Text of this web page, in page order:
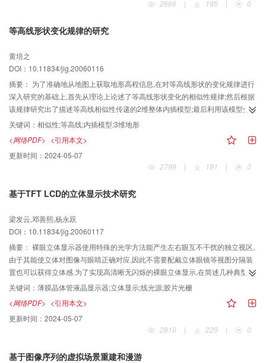
的拟合结果比较表明,该算法迭代次数减少了10%～90%,计算时间复杂度降低了
2666
| 195 | 0
等高线形状变化规律的研究
黄培之
DOI：10.11834/jig.20060116
摘要： 为了准确地从地图上获取地形高程信息,在对等高线形状的变化规律进行
深入研究的基础上,首先从理论上论述了等高线形状变化的相似性规律;然后根据
该规律研究出了描述等高线相似性传递的2维整体内插模型;最后利用该模型分析
了现有的图形内插算法,并提出了基于物理场概念的等高线相似性传递模型.为了
验证该模型的应用效果,分别对一模拟数据和一实际等高线数据进行了实验,实验
结果表明基于物理场概念的等高线相似性传递模型不受初始等高线形状限制,在
初始等高线光滑性较差时也能够有效地获取描述3维地形高程起伏变化规律的等
关键词： 相似性;等高线;内插模型;3维地形
<网络PDF> <引用本文>
更新时间： 2024-05-07
2799
| 191 | 0
基于TFT LCD的立体显示技术研究
梁发云,邓善熙,杨永跃
DOI：10.11834/jig.20060117
摘要： 裸眼立体显示器使用特殊的光学方法能产生左右眼互不干扰的独立视区,
由于其能使立体对图像与眼睛正确对应,因此不需要配戴立体眼镜等视图分隔装
置也可以获得立体感.为了实现高清晰无闪烁的裸眼立体显示,在简述几种典型的
基于TFT LCD的立体显示技术的基础上,选择线光源照明法作为重点研究对象,先
分析了左右视图截面光路的特点,然后利用菲林曝光方法制造光栅胶片,设计了一
种产生线光源的照明板,最后探讨了立体显示器的基本结构,并据此开发了一种基
于TFT LCD的立体显示器.实验结果表明,研制的样机可以获得高清晰无闪烁的裸
关键词： 薄膜晶体管液晶显示器;立体显示;线光源;胶片光栅
<网络PDF> <引用本文>
更新时间： 2024-05-07
2810
| 229 | 0
基于图像序列的虚拟场景重建和漫游